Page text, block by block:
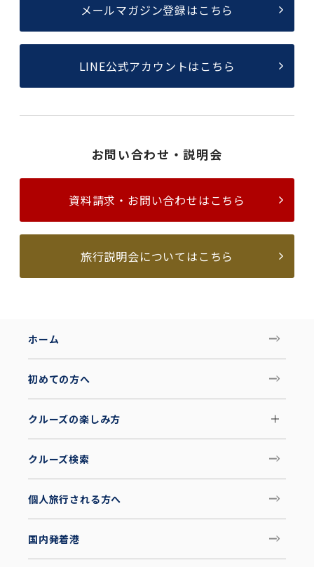
メールマガジン登録はこちら
LINE公式アカウントはこちら
お問い合わせ・説明会
資料請求・お問い合わせはこちら
旅行説明会についてはこちら
ホーム
初めての方へ
クルーズの楽しみ方
クルーズ検索
個人旅行される方へ
国内発着港